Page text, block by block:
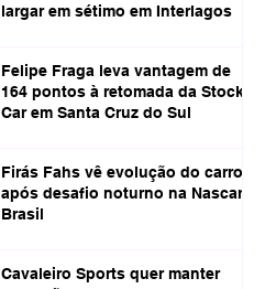
largar em sétimo em Interlagos
Felipe Fraga leva vantagem de
164 pontos à retomada da Stock
Car em Santa Cruz do Sul
Firás Fahs vê evolução do carro
após desafio noturno na Nascar
Brasil
Cavaleiro Sports quer manter